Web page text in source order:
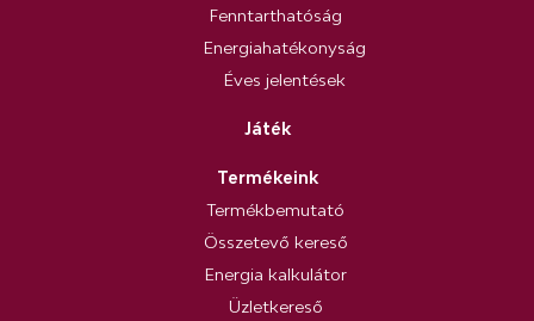
Fenntarthatóság
Energiahatékonyság
Éves jelentések
Játék
Termékeink
Termékbemutató
Összetevő kereső
Energia kalkulátor
Üzletkereső